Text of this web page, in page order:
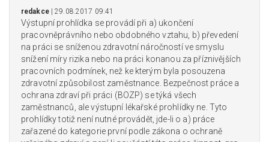
redakce| 29.08.2017 09:41
Výstupní prohlídka se provádí při a) ukončení
pracovněprávního nebo obdobného vztahu, b) převedení
na práci se sníženou zdravotní náročností ve smyslu
snížení míry rizika nebo na práci konanou za příznivějších
pracovních podmínek, než ke kterým byla posouzena
zdravotní způsobilost zaměstnance. Bezpečnost práce a
ochrana zdraví při práci (BOZP) se týká všech
zaměstnanců, ale výstupní lékařské prohlídky ne. Tyto
prohlídky totiž není nutné provádět, jde-li o a) práce
zařazené do kategorie první podle zákona o ochraně